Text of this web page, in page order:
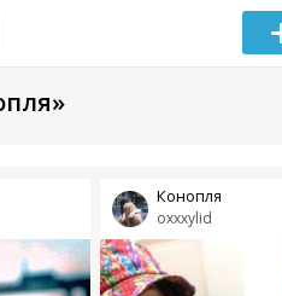
oxxxylid
Конопля